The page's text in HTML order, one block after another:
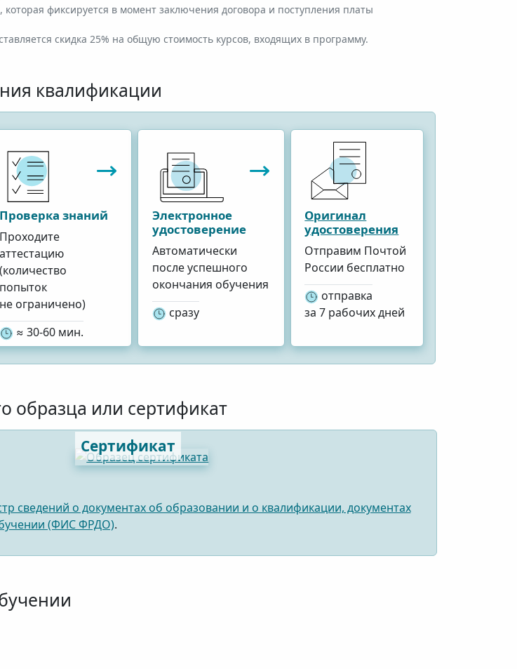
фиксируется в момент заключения договора и поступления платы
скидка 25% на общую стоимость курсов, входящих в программу.
квалификации
Проверка знаний
Проходите
аттестацию
(количество
попыток
не ограничено)
≈ 30-60 мин.
Электронное
удостоверение
Автоматически
после успешного
окончания обучения
сразу
Оригинал
удостоверения
Отправим Почтой
России бесплатно
отправка
за 7 рабочих дней
образца или сертификат
Сертификат
сведений о документах об образовании и о квалификации, документах
(ФИС ФРДО).